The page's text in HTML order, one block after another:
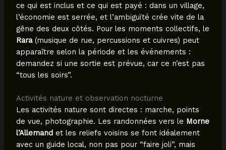
ce qui est inclus et ce qui est payé : dans un village,
l’économie est serrée, et l’ambiguïté crée vite de la
gêne des deux côtés. Pour les moments collectifs, le
Rara(musique de rue, percussions et cuivres) peut
apparaître selon la période et les événements :
demandez si une sortie est prévue, car ce n’est pas
“tous les soirs”.
Activités nature et observation nocturne
Les activités nature sont directes : marche, points
de vue, photographie. Les randonnées vers le Morne
l’Allemandet les reliefs voisins se font idéalement
avec un guide local, non pas pour “faire joli”, mais